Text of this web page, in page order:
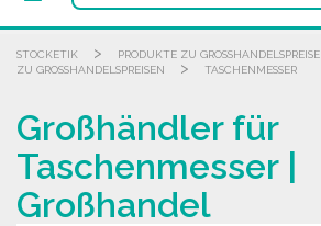
STOCKETIK > PRODUKTE ZU GROSSHANDELSPREISEN
ZU GROSSHANDELSPREISEN
> TASCHENMESSER
Großhändler für
Taschenmesser |
Großhandel